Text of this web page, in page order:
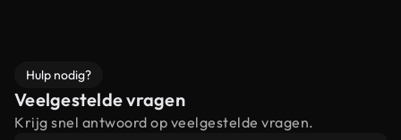
Hulp nodig?
Veelgestelde vragen
Krijg snel antwoord op veelgestelde vragen.